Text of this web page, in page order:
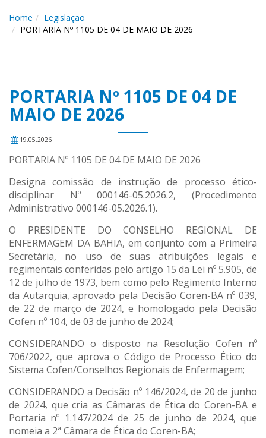
Home
Legislação
PORTARIA Nº 1105 DE 04 DE MAIO DE 2026
PORTARIA Nº 1105 DE 04 DE
MAIO DE 2026
19.05.2026
PORTARIA Nº 1105 DE 04 DE MAIO DE 2026
Designa comissão de instrução de processo ético-
disciplinar Nº 000146-05.2026.2, (Procedimento
Administrativo 000146-05.2026.1).
O PRESIDENTE DO CONSELHO REGIONAL DE
ENFERMAGEM DA BAHIA, em conjunto com a Primeira
Secretária, no uso de suas atribuições legais e
regimentais conferidas pelo artigo 15 da Lei nº 5.905, de
12 de julho de 1973, bem como pelo Regimento Interno
da Autarquia, aprovado pela Decisão Coren-BA nº 039,
de 22 de março de 2024, e homologado pela Decisão
Cofen nº 104, de 03 de junho de 2024;
CONSIDERANDO o disposto na Resolução Cofen nº
706/2022, que aprova o Código de Processo Ético do
Sistema Cofen/Conselhos Regionais de Enfermagem;
CONSIDERANDO a Decisão nº 146/2024, de 20 de junho
de 2024, que cria as Câmaras de Ética do Coren-BA e
Portaria nº 1.147/2024 de 25 de junho de 2024, que
nomeia a 2ª Câmara de Ética do Coren-BA;